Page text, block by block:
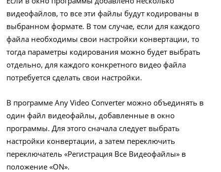
видеофайлов, то все эти файлы будут кодированы в
выбранном формате. В том случае, если для каждого
файла необходимы свои настройки конвертации, то
тогда параметры кодирования можно будет выбрать
отдельно, для каждого конкретного видео файла
потребуется сделать свои настройки.
В программе Any Video Converter можно объединять в
один файл видеофайлы, добавленные в окно
программы. Для этого сначала следует выбрать
настройки конвертации, а затем переключить
переключатель «Регистрация Все Видеофайлы» в
положение «ON».